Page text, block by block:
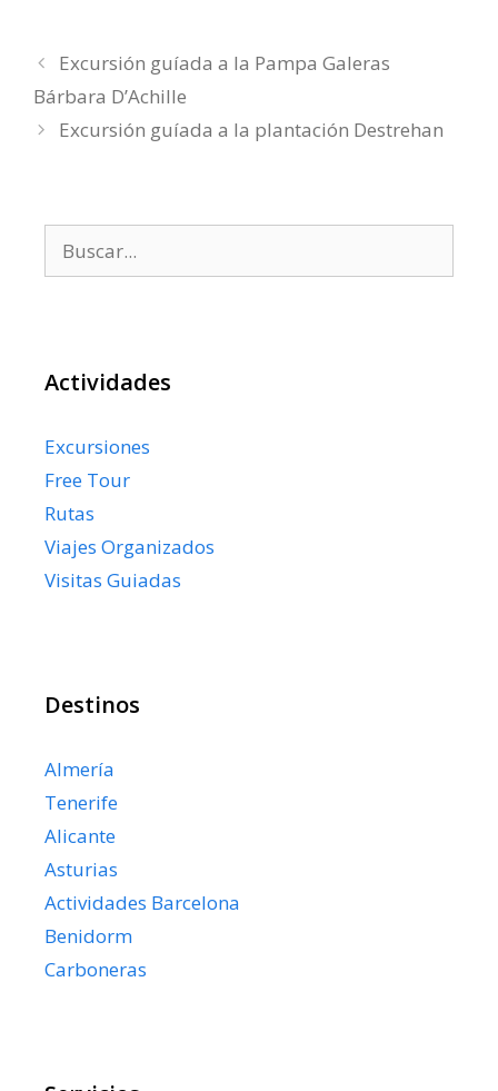
Excursión guíada a la Pampa Galeras
Bárbara D’Achille
Excursión guíada a la plantación Destrehan
Actividades
Excursiones
Free Tour
Rutas
Viajes Organizados
Visitas Guiadas
Destinos
Almería
Tenerife
Alicante
Asturias
Actividades Barcelona
Benidorm
Carboneras